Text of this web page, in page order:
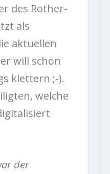
des Rother-
als
aktuellen
will schon
klettern ;-).
welche
der